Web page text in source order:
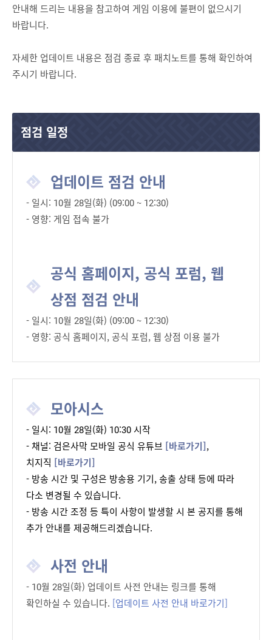
안내해 드리는 내용을 참고하여 게임 이용에 불편이 없으시기
바랍니다.
자세한 업데이트 내용은 점검 종료 후 패치노트를 통해 확인하여
주시기 바랍니다.
점검 일정
업데이트 점검 안내
- 일시: 10월 28일(화) (09:00 ~ 12:30)
- 영향: 게임 접속 불가
공식 홈페이지, 공식 포럼, 웹
상점 점검 안내
- 일시: 10월 28일(화) (09:00 ~ 12:30)
- 영향: 공식 홈페이지, 공식 포럼, 웹 상점 이용 불가
모아시스
- 일시: 10월 28일(화) 10:30 시작
- 채널: 검은사막 모바일 공식 유튜브 [바로가기],
치지직 [바로가기]
- 방송 시간 및 구성은 방송용 기기, 송출 상태 등에 따라
다소 변경될 수 있습니다.
- 방송 시간 조정 등 특이 사항이 발생할 시 본 공지를 통해
추가 안내를 제공해드리겠습니다.
사전 안내
- 10월 28일(화) 업데이트 사전 안내는 링크를 통해
확인하실 수 있습니다. [업데이트 사전 안내 바로가기]